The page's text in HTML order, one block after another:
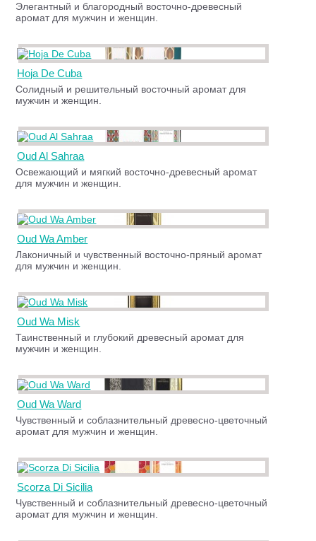
Элегантный и благородный восточно-древесный
аромат для мужчин и женщин.
Hoja De Cuba
Солидный и решительный восточный аромат для
мужчин и женщин.
Oud Al Sahraa
Освежающий и мягкий восточно-древесный аромат
для мужчин и женщин.
Oud Wa Amber
Лаконичный и чувственный восточно-пряный аромат
для мужчин и женщин.
Oud Wa Misk
Таинственный и глубокий древесный аромат для
мужчин и женщин.
Oud Wa Ward
Чувственный и соблазнительный древесно-цветочный
аромат для мужчин и женщин.
Scorza Di Sicilia
Чувственный и соблазнительный древесно-цветочный
аромат для мужчин и женщин.